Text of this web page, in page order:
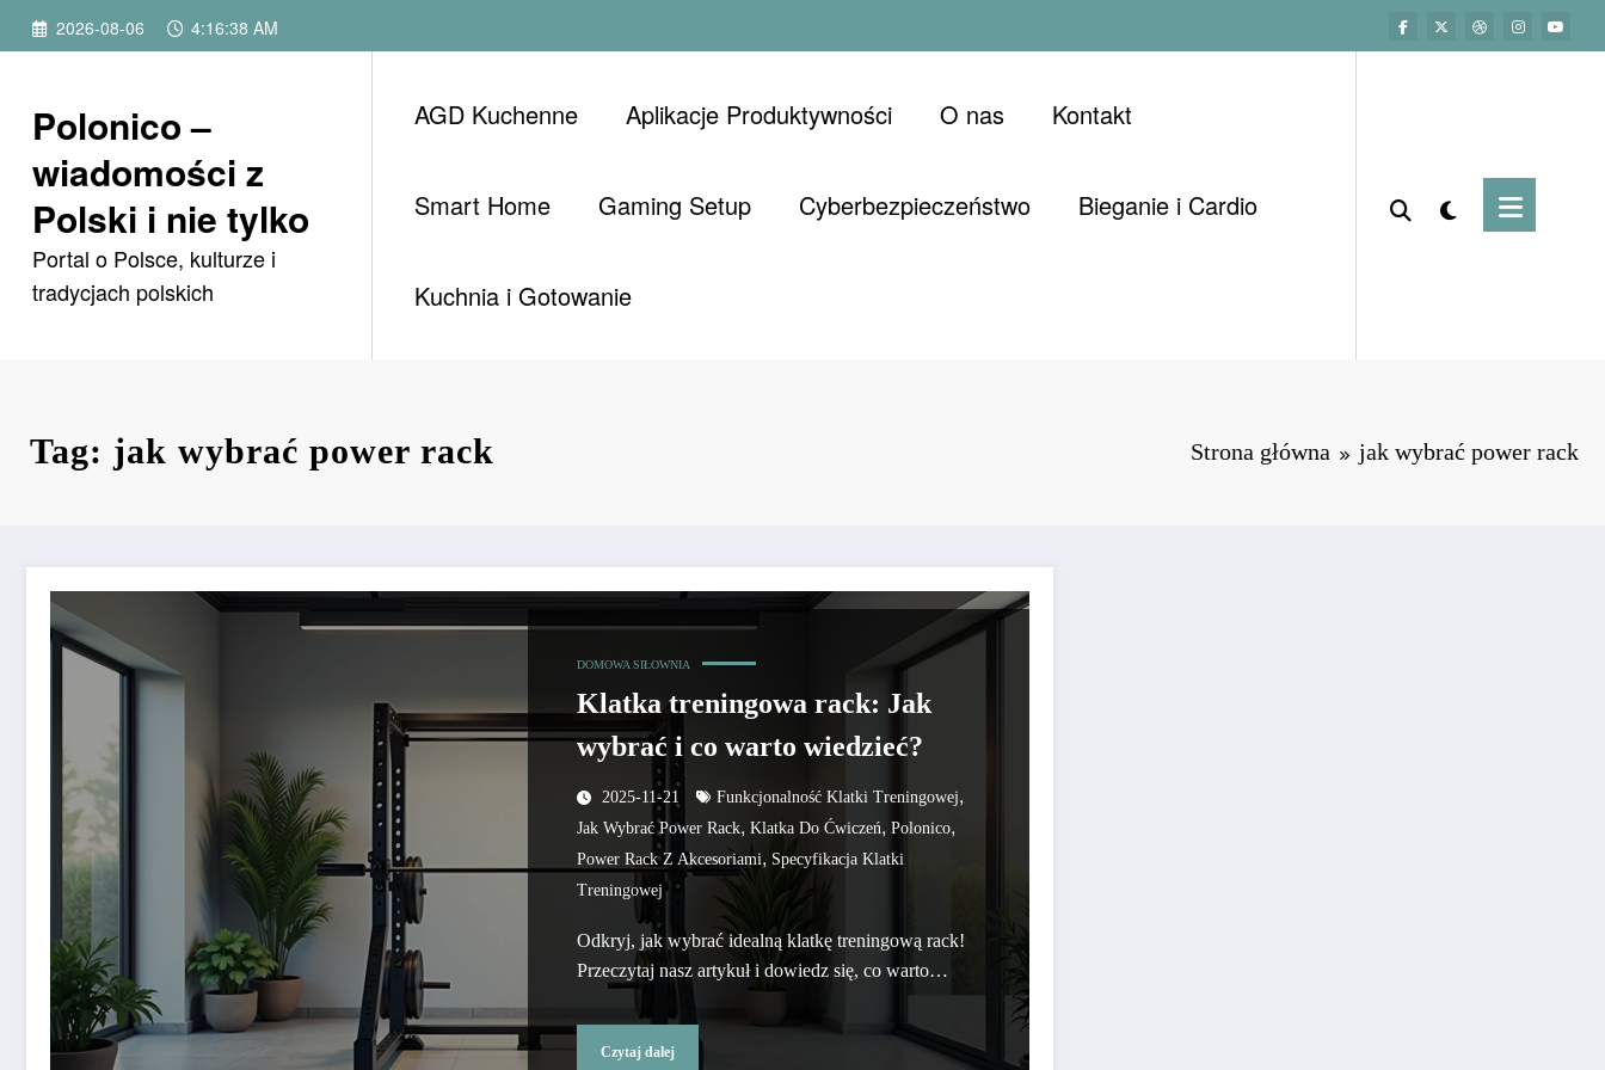
Przejdź 2026-08-06 4:16:38 AM
Polonico –
wiadomości z
Polski i nie tylko
Portal o Polsce, kulturze i
tradycjach polskich
AGD Kuchenne Aplikacje Produktywności O nas Kontakt
Smart Home Gaming Setup Cyberbezpieczeństwo Bieganie i Cardio
Kuchnia i Gotowanie
Tag: jak wybrać power rack Strona główna jak wybrać power rack
DOMOWA SIŁOWNIA
Klatka treningowa rack: Jak
wybrać i co warto wiedzieć?
2025-11-21 Funkcjonalność Klatki Treningowej,
Jak Wybrać Power Rack, Klatka Do Ćwiczeń, Polonico,
Power Rack Z Akcesoriami, Specyfikacja Klatki
Treningowej
Odkryj, jak wybrać idealną klatkę treningową rack!
Przeczytaj nasz artykuł i dowiedz się, co warto…
Czytaj dalej